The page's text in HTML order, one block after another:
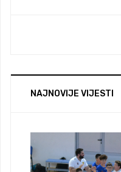
NAJNOVIJE VIJESTI